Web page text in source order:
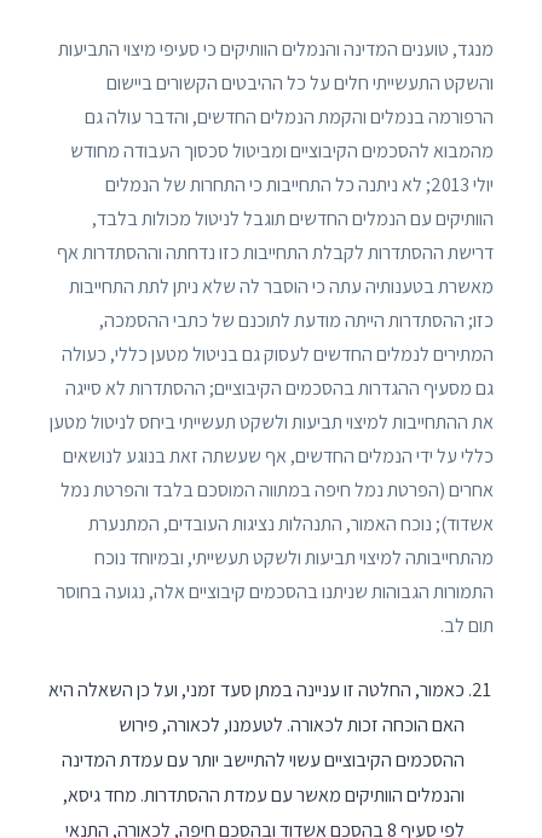
מנגד, טוענים המדינה והנמלים הוותיקים כי סעיפי מיצוי התביעות
והשקט התעשייתי חלים על כל ההיבטים הקשורים ביישום
הרפורמה בנמלים והקמת הנמלים החדשים, והדבר עולה גם
מהמבוא להסכמים הקיבוציים ומביטול סכסוך העבודה מחודש
יולי 2013; לא ניתנה כל התחייבות כי התחרות של הנמלים
הוותיקים עם הנמלים החדשים תוגבל לניטול מכולות בלבד,
דרישת ההסתדרות לקבלת התחייבות כזו נדחתה וההסתדרות אף
מאשרת בטענותיה עתה כי הוסבר לה שלא ניתן לתת התחייבות
כזו; ההסתדרות הייתה מודעת לתוכנם של כתבי ההסמכה,
המתירים לנמלים החדשים לעסוק גם בניטול מטען כללי, כעולה
גם מסעיף ההגדרות בהסכמים הקיבוציים; ההסתדרות לא סייגה
את ההתחייבות למיצוי תביעות ולשקט תעשייתי ביחס לניטול מטען
כללי על ידי הנמלים החדשים, אף שעשתה זאת בנוגע לנושאים
אחרים (הפרטת נמל חיפה במתווה המוסכם בלבד והפרטת נמל
אשדוד); נוכח האמור, התנהלות נציגות העובדים, המתנערת
מהתחייבותה למיצוי תביעות ולשקט תעשייתי, ובמיוחד נוכח
התמורות הגבוהות שניתנו בהסכמים קיבוציים אלה, נגועה בחוסר
תום לב.
כאמור, החלטה זו עניינה במתן סעד זמני, ועל כן השאלה היא
האם הוכחה זכות לכאורה. לטעמנו, לכאורה, פירוש
ההסכמים הקיבוציים עשוי להתיישב יותר עם עמדת המדינה
והנמלים הוותיקים מאשר עם עמדת ההסתדרות. מחד גיסא,
לפי סעיף 8 בהסכם אשדוד ובהסכם חיפה, לכאורה, התנאי